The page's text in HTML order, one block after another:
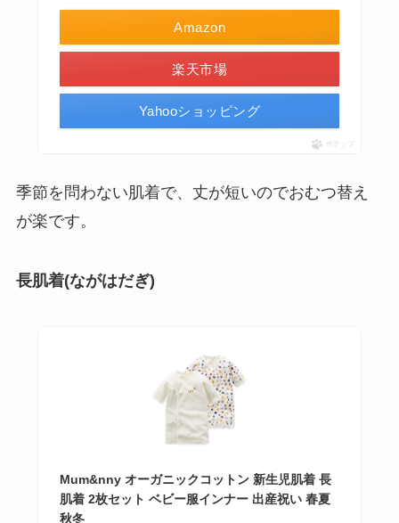
Amazon
楽天市場
Yahooショッピング
ポチップ
季節を問わない肌着で、丈が短いのでおむつ替え
が楽です。
長肌着(ながはだぎ)
Mum&nny オーガニックコットン 新生児肌着 長
肌着 2枚セット ベビー服インナー 出産祝い 春夏
秋冬